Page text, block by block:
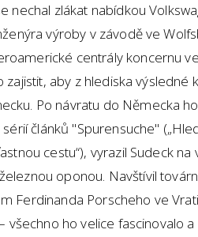
nechal zlákat nabídkou
výroby v závodě ve
centrály koncernu
zajistit, aby z hlediska výsledné
Po návratu do Německa
článků "Spurensuche"
cestu“), vyrazil Sudeck
oponou. Navštívil
Ferdinanda Porscheho ve
všechno ho velice fascinovalo